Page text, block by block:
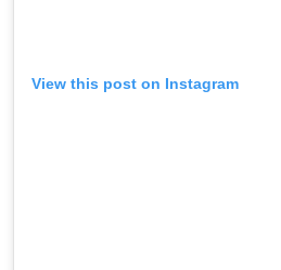
View this post on Instagram